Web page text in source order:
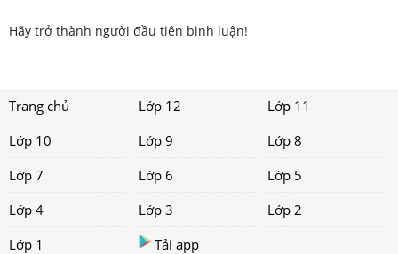
Hãy trở thành người đầu tiên bình luận!
Trang chủ Lớp 12
Lớp 11
Lớp 10
Lớp 9
Lớp 8
Lớp 7
Lớp 6
Lớp 5
Lớp 4
Lớp 3
Lớp 2
Lớp 1
Tải app